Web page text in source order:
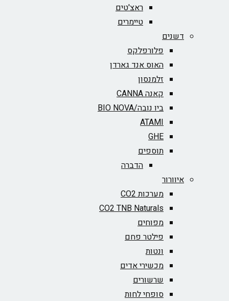
ראצ'טים
טיימרים
דשנים
פלורפלקס
האוס אנד גארדן
זלמנסון
קאנה CANNA
ביו נובה/BIO NOVA‏
ATAMI
GHE
תוספים
הדברה
איוורור
מערכות CO2
CO2 TNB Naturals
מפוחים
פילטר פחם
ונטות
מכשירי אדים
שרשורים
סופחי לחות